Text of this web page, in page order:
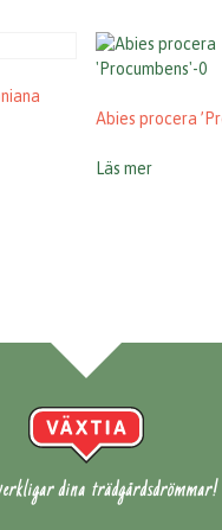
Abies procera
Läs mer
dina trädgårdsdrömmar!